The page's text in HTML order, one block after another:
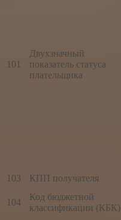
101
Двухзначный
показатель статуса
плательщика
103 КПП получателя
104
Код бюджетной
классификации (КБК)